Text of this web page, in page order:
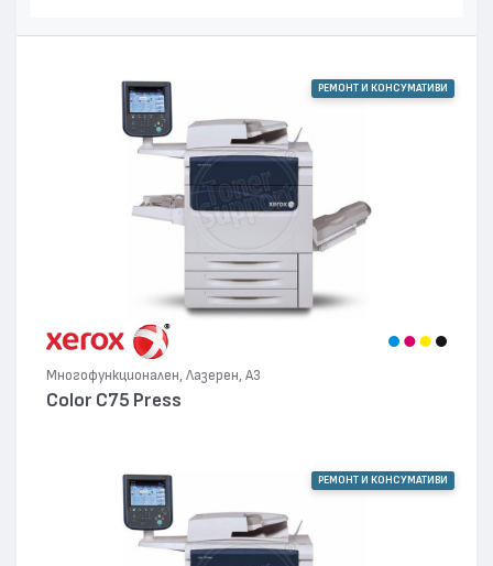
РЕМОНТ И КОНСУМАТИВИ
Многофункционален, Лазерен, А3
Color C75 Press
РЕМОНТ И КОНСУМАТИВИ